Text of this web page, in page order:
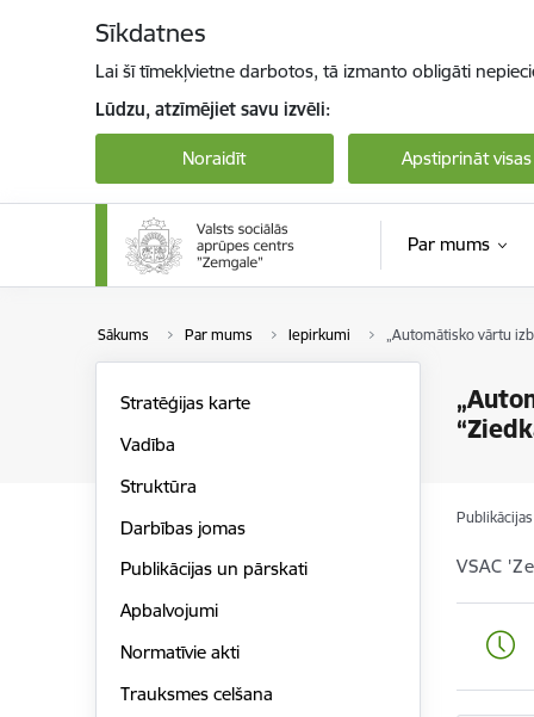
Sīkdatnes
Lai šī tīmekļvietne darbotos, tā izmanto obligāti
Lūdzu, atzīmējiet savu izvēli:
Noraidīt Apstiprināt visas
Par mums
Sākums Par mums Iepirkumi „Automātisko vārtu
Stratēģijas karte
Vadība
Struktūra
Darbības jomas
Publikācijas un pārskati
Apbalvojumi
Normatīvie akti
Trauksmes celšana
VSAC